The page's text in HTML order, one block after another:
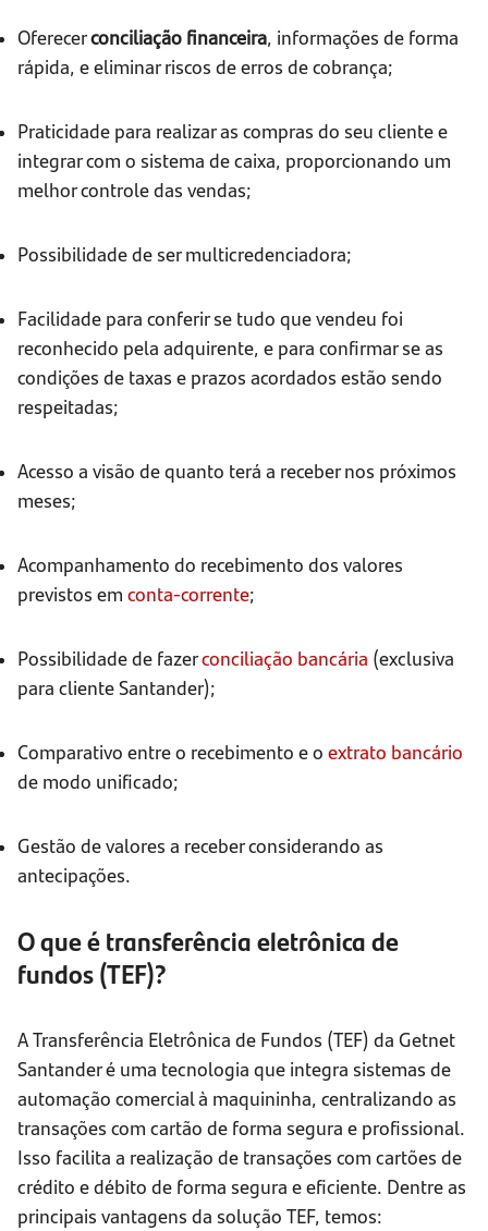
Oferecerconciliação financeira, informações de forma
rápida, e eliminar riscos de erros de cobrança;
Praticidade para realizar as compras do seu cliente e
integrar com o sistema de caixa, proporcionando um
melhor controle das vendas;
Possibilidade de ser multicredenciadora;
Facilidade para conferir se tudo que vendeu foi
reconhecido pela adquirente, e para confirmar se as
condições de taxas e prazos acordados estão sendo
respeitadas;
Acesso a visão de quanto terá a receber nos próximos
meses;
Acompanhamento do recebimento dos valores
previstos em conta-corrente;
Possibilidade de fazerconciliação bancária (exclusiva
para cliente Santander);
Comparativo entre o recebimento e o extrato bancário
de modo unificado;
Gestão de valores a receber considerando as
antecipações.
O que é transferência eletrônica de
fundos (TEF)?
A Transferência Eletrônica de Fundos (TEF) da Getnet
Santander é uma tecnologia que integra sistemas de
automação comercial à maquininha, centralizando as
transações com cartão de forma segura e profissional.
Isso facilita a realização de transações com cartões de
crédito e débito de forma segura e eficiente. Dentre as
principais vantagens da solução TEF, temos: